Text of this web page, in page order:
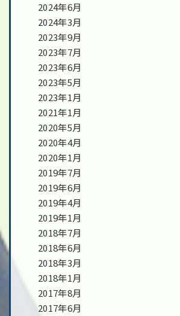
2024年6月
2024年3月
2023年9月
2023年7月
2023年6月
2023年5月
2023年1月
2021年1月
2020年5月
2020年4月
2020年1月
2019年7月
2019年6月
2019年4月
2019年1月
2018年7月
2018年6月
2018年3月
2018年1月
2017年8月
2017年6月